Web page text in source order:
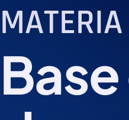
MATERIA